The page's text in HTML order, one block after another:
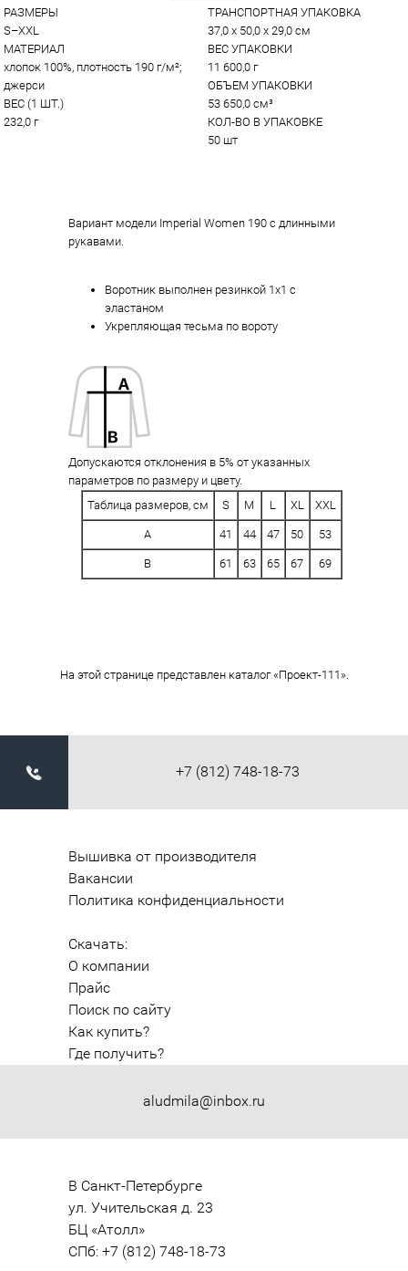
РАЗМЕРЫ
S–XXL
МАТЕРИАЛ
хлопок 100%, плотность 190 г/м²;
джерси
ВЕС (1 ШТ.)
232,0 г
ТРАНСПОРТНАЯ УПАКОВКА
37,0 x 50,0 x 29,0 см
ВЕС УПАКОВКИ
11 600,0 г
ОБЪЕМ УПАКОВКИ
53 650,0 см³
КОЛ-ВО В УПАКОВКЕ
50 шт
Вариант модели Imperial Women 190 с длинными
рукавами.
Воротник выполнен резинкой 1х1 с
эластаном
Укрепляющая тесьма по вороту
Допускаются отклонения в 5% от указанных
параметров по размеру и цвету.
Таблица размеров, см
S M L XL XXL
A 41 44 47 50 53
B 61 63 65 67 69
На этой странице представлен каталог «Проект-111».
+7 (812) 748-18-73
aludmila@inbox.ru
Вышивка от производителя
Вакансии
Политика конфиденциальности
Скачать:
О компании
Прайс
Поиск по сайту
Как купить?
Где получить?
В Санкт-Петербурге
ул. Учительская д. 23
БЦ «Атолл»
СПб: +7 (812) 748-18-73